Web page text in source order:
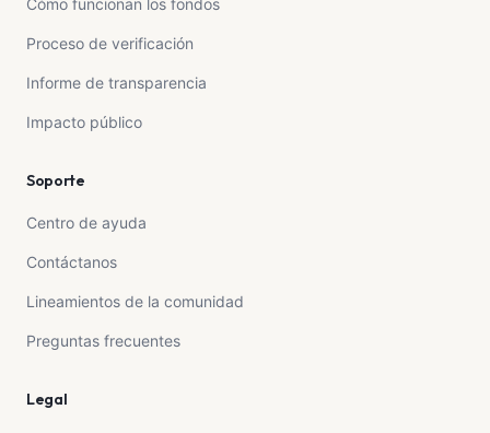
Cómo funcionan los fondos
Proceso de verificación
Informe de transparencia
Impacto público
Soporte
Centro de ayuda
Contáctanos
Lineamientos de la comunidad
Preguntas frecuentes
Legal